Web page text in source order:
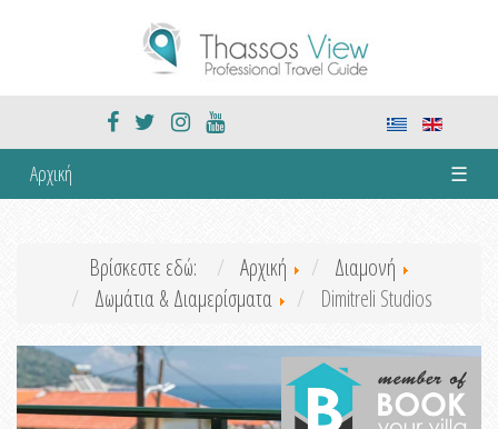
Αρχική ☰
Βρίσκεστε εδώ: Αρχική
Διαμονή
Δωμάτια & Διαμερίσματα
Dimitreli Studios